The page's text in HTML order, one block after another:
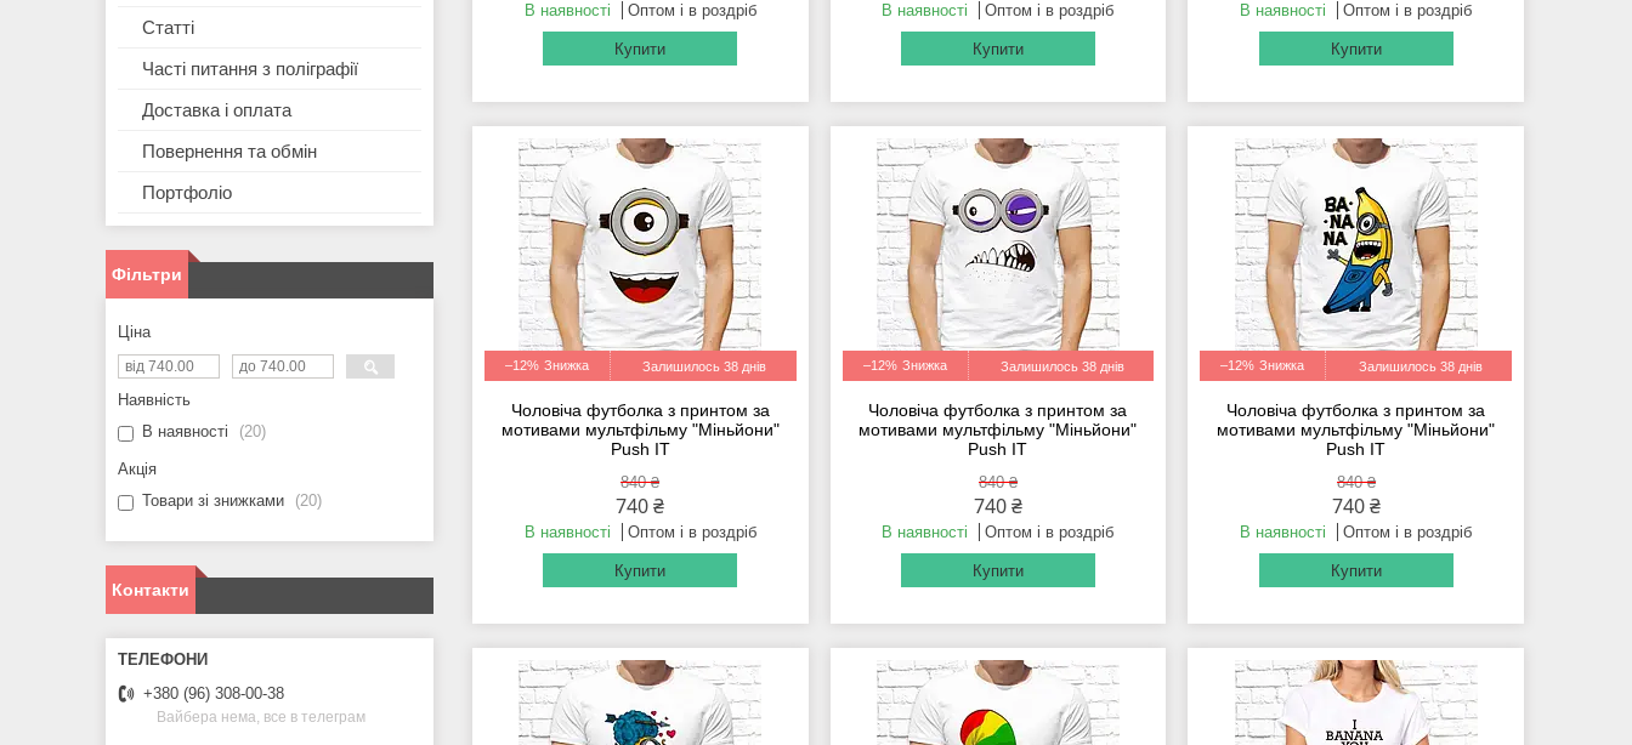
В наявності Оптом і в роздріб
Купити
В наявності Оптом і в роздріб
Купити
В наявності Оптом і в роздріб
Купити
–12% Залишилось 38 днів
Чоловіча футболка з принтом за
мотивами мультфільму "Міньйони"
Push IT
840 ₴
740 ₴
В наявності Оптом і в роздріб
Купити
–12% Залишилось 38 днів
Чоловіча футболка з принтом за
мотивами мультфільму "Міньйони"
Push IT
840 ₴
740 ₴
В наявності Оптом і в роздріб
Купити
–12% Залишилось 38 днів
Чоловіча футболка з принтом за
мотивами мультфільму "Міньйони"
Push IT
840 ₴
740 ₴
В наявності Оптом і в роздріб
Купити
Статті
Часті питання з поліграфії
Доставка і оплата
Повернення та обмін
Портфоліо
Фільтри
Ціна
Наявність
В наявності
20
Акція
Товари зі знижками
20
Контакти
+380 (96) 308-00-38
Вайбера нема, все в телеграм